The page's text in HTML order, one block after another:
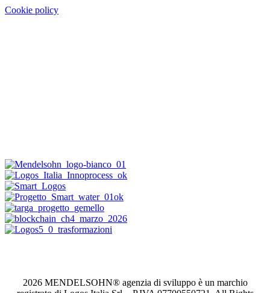
Cookie policy
2026 MENDELSOHN® agenzia di sviluppo è un marchio